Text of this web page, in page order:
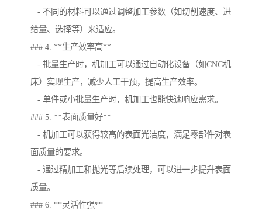
- 不同的材料可以通过调整加工参数（如切削速度、进
给量、选择等）来适应。
### 4. **生产效率高**
- 批量生产时，机加工可以通过自动化设备（如CNC机
床）实现生产，减少人工干预，提高生产效率。
- 单件或小批量生产时，机加工也能快速响应需求。
### 5. **表面质量好**
- 机加工可以获得较高的表面光洁度，满足零部件对表
面质量的要求。
- 通过精加工和抛光等后续处理，可以进一步提升表面
质量。
### 6. **灵活性强**